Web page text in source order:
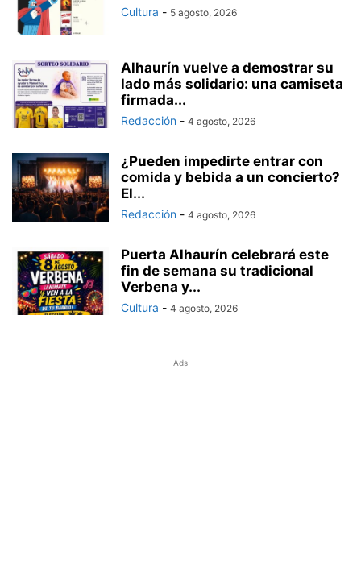
Cultura - 5 agosto, 2026
Alhaurín vuelve a demostrar su
lado más solidario: una camiseta
firmada...
Redacción - 4 agosto, 2026
¿Pueden impedirte entrar con
comida y bebida a un concierto?
El...
Redacción - 4 agosto, 2026
Puerta Alhaurín celebrará este
fin de semana su tradicional
Verbena y...
Cultura - 4 agosto, 2026
Ads